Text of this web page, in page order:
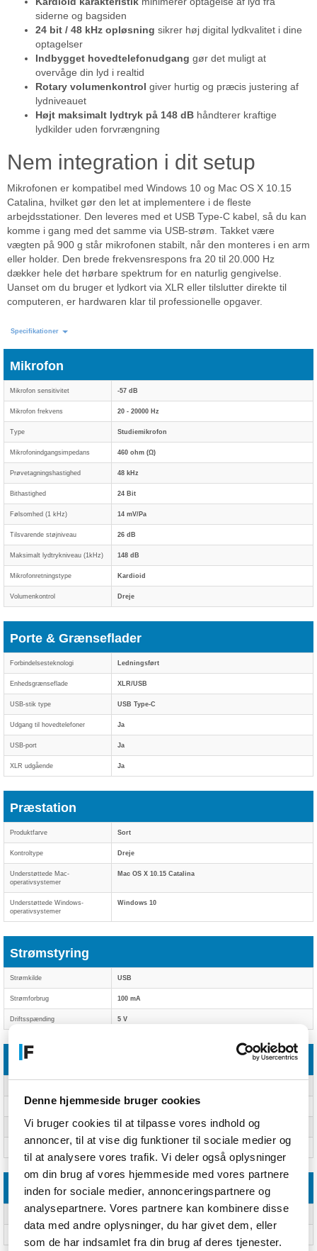
Denne hjemmeside bruger cookies
Vi bruger cookies til at tilpasse vores indhold og
annoncer, til at vise dig funktioner til sociale medier og
til at analysere vores trafik. Vi deler også oplysninger
om din brug af vores hjemmeside med vores partnere
inden for sociale medier, annonceringspartnere og
analysepartnere. Vores partnere kan kombinere disse
data med andre oplysninger, du har givet dem, eller
som de har indsamlet fra din brug af deres tjenester.
siderne og bagsiden
24 bit / 48 kHz opløsning sikrer høj digital lydkvalitet i dine
optagelser
Indbygget hovedtelefonudgang gør det muligt at
overvåge din lyd i realtid
Rotary volumenkontrol giver hurtig og præcis justering af
lydniveauet
Højt maksimalt lydtryk på 148 dB håndterer kraftige
lydkilder uden forvrængning
Nem integration i dit setup
Mikrofonen er kompatibel med Windows 10 og Mac OS X 10.15
Catalina, hvilket gør den let at implementere i de fleste
arbejdsstationer. Den leveres med et USB Type-C kabel, så du kan
komme i gang med det samme via USB-strøm. Takket være
vægten på 900 g står mikrofonen stabilt, når den monteres i en arm
eller holder. Den brede frekvensrespons fra 20 til 20.000 Hz
dækker hele det hørbare spektrum for en naturlig gengivelse.
Uanset om du bruger et lydkort via XLR eller tilslutter direkte til
computeren, er hardwaren klar til professionelle opgaver.
Specifikationer
Mikrofon
Mikrofon sensitivitet -57 dB
Mikrofon frekvens 20 - 20000 Hz
Type Studiemikrofon
Mikrofonindgangsimpedans 460 ohm (Ω)
Prøvetagningshastighed 48 kHz
Bithastighed 24 Bit
Følsomhed (1 kHz) 14 mV/Pa
Tilsvarende støjniveau 26 dB
Maksimalt lydtrykniveau (1kHz) 148 dB
Mikrofonretningstype Kardioid
Volumenkontrol Dreje
Porte & Grænseflader
Forbindelsesteknologi Ledningsført
Enhedsgrænseflade XLR/USB
USB-stik type USB Type-C
Udgang til hovedtelefoner Ja
USB-port Ja
XLR udgående Ja
Præstation
Produktfarve Sort
Kontroltype Dreje
Understøttede Mac-
operativsystemer
Mac OS X 10.15 Catalina
Understøttede Windows-
operativsystemer
Windows 10
Strømstyring
Strømkilde USB
Strømforbrug 100 mA
Driftsspænding 5 V
Vægt & størrelser
Dybde 123 mm
Højde 110 mm
900 g
Emballage indhold
Antal produkter inkluderet Ja